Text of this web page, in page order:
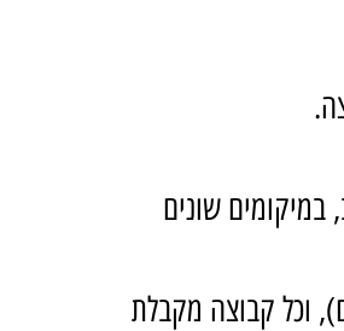
שונים
קבוצות (בנות 3–4 משתתפים), וכל קבוצה מקבלת